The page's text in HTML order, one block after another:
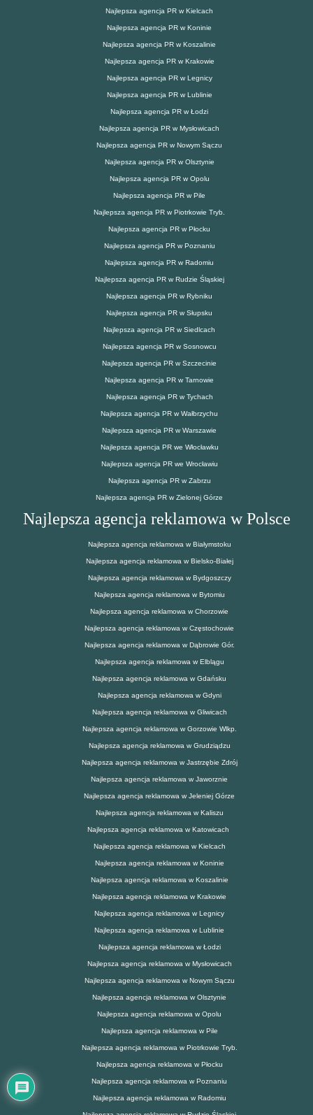
Najlepsza agencja PR w Kielcach
Najlepsza agencja PR w Koninie
Najlepsza agencja PR w Koszalinie
Najlepsza agencja PR w Krakowie
Najlepsza agencja PR w Legnicy
Najlepsza agencja PR w Lublinie
Najlepsza agencja PR w Łodzi
Najlepsza agencja PR w Mysłowicach
Najlepsza agencja PR w Nowym Sączu
Najlepsza agencja PR w Olsztynie
Najlepsza agencja PR w Opolu
Najlepsza agencja PR w Pile
Najlepsza agencja PR w Piotrkowie Tryb.
Najlepsza agencja PR w Płocku
Najlepsza agencja PR w Poznaniu
Najlepsza agencja PR w Radomiu
Najlepsza agencja PR w Rudzie Śląskiej
Najlepsza agencja PR w Rybniku
Najlepsza agencja PR w Słupsku
Najlepsza agencja PR w Siedlcach
Najlepsza agencja PR w Sosnowcu
Najlepsza agencja PR w Szczecinie
Najlepsza agencja PR w Tarnowie
Najlepsza agencja PR w Tychach
Najlepsza agencja PR w Wałbrzychu
Najlepsza agencja PR w Warszawie
Najlepsza agencja PR we Włocławku
Najlepsza agencja PR we Wrocławiu
Najlepsza agencja PR w Zabrzu
Najlepsza agencja PR w Zielonej Górze
Najlepsza agencja reklamowa w Polsce
Najlepsza agencja reklamowa w Białymstoku
Najlepsza agencja reklamowa w Bielsko-Białej
Najlepsza agencja reklamowa w Bydgoszczy
Najlepsza agencja reklamowa w Bytomiu
Najlepsza agencja reklamowa w Chorzowie
Najlepsza agencja reklamowa w Częstochowie
Najlepsza agencja reklamowa w Dąbrowie Gór.
Najlepsza agencja reklamowa w Elblągu
Najlepsza agencja reklamowa w Gdańsku
Najlepsza agencja reklamowa w Gdyni
Najlepsza agencja reklamowa w Gliwicach
Najlepsza agencja reklamowa w Gorzowie Wlkp.
Najlepsza agencja reklamowa w Grudziądzu
Najlepsza agencja reklamowa w Jastrzębie Zdrój
Najlepsza agencja reklamowa w Jaworznie
Najlepsza agencja reklamowa w Jeleniej Górze
Najlepsza agencja reklamowa w Kaliszu
Najlepsza agencja reklamowa w Katowicach
Najlepsza agencja reklamowa w Kielcach
Najlepsza agencja reklamowa w Koninie
Najlepsza agencja reklamowa w Koszalinie
Najlepsza agencja reklamowa w Krakowie
Najlepsza agencja reklamowa w Legnicy
Najlepsza agencja reklamowa w Lublinie
Najlepsza agencja reklamowa w Łodzi
Najlepsza agencja reklamowa w Mysłowicach
Najlepsza agencja reklamowa w Nowym Sączu
Najlepsza agencja reklamowa w Olsztynie
Najlepsza agencja reklamowa w Opolu
Najlepsza agencja reklamowa w Pile
Najlepsza agencja reklamowa w Piotrkowie Tryb.
Najlepsza agencja reklamowa w Płocku
Najlepsza agencja reklamowa w Poznaniu
Najlepsza agencja reklamowa w Radomiu